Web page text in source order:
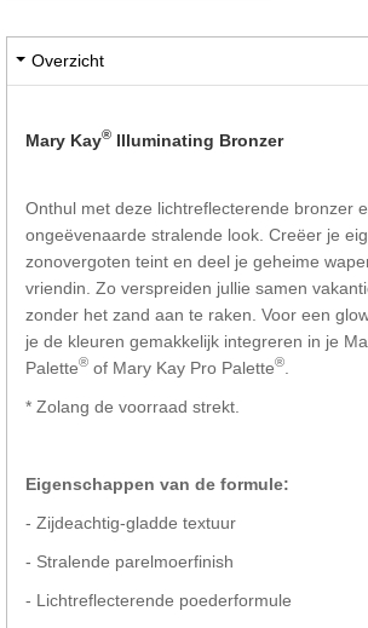
Overzicht
Mary Kay® Illuminating Bronzer
Onthul met deze lichtreflecterende bronzer
ongeëvenaarde stralende look. Creëer je
zonovergoten teint en deel je geheime
vriendin. Zo verspreiden jullie samen
zonder het zand aan te raken. Voor een
je de kleuren gemakkelijk integreren in je
Palette® of Mary Kay Pro Palette®
* Zolang de voorraad strekt.
Eigenschappen van de formule:
- Zijdeachtig-gladde textuur
- Stralende parelmoerfinish
- Lichtreflecterende poederformule